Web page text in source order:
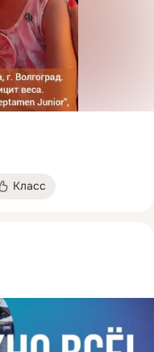
Класс